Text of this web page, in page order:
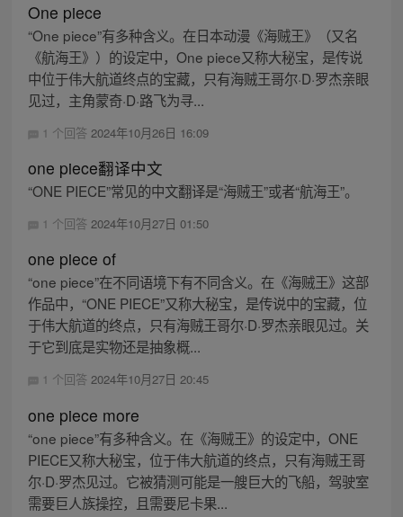
One piece
“One piece”有多种含义。在日本动漫《海贼王》（又名
《航海王》）的设定中，One piece又称大秘宝，是传说
中位于伟大航道终点的宝藏，只有海贼王哥尔·D·罗杰亲眼
见过，主角蒙奇·D·路飞为寻...
1 个回答 2024年10月26日 16:09
one piece翻译中文
“ONE PIECE”常见的中文翻译是“海贼王”或者“航海王”。
1 个回答 2024年10月27日 01:50
one piece of
“one piece”在不同语境下有不同含义。在《海贼王》这部
作品中，“ONE PIECE”又称大秘宝，是传说中的宝藏，位
于伟大航道的终点，只有海贼王哥尔·D·罗杰亲眼见过。关
于它到底是实物还是抽象概...
1 个回答 2024年10月27日 20:45
one piece more
“one piece”有多种含义。在《海贼王》的设定中，ONE
PIECE又称大秘宝，位于伟大航道的终点，只有海贼王哥
尔·D·罗杰见过。它被猜测可能是一艘巨大的飞船，驾驶室
需要巨人族操控，且需要尼卡果...